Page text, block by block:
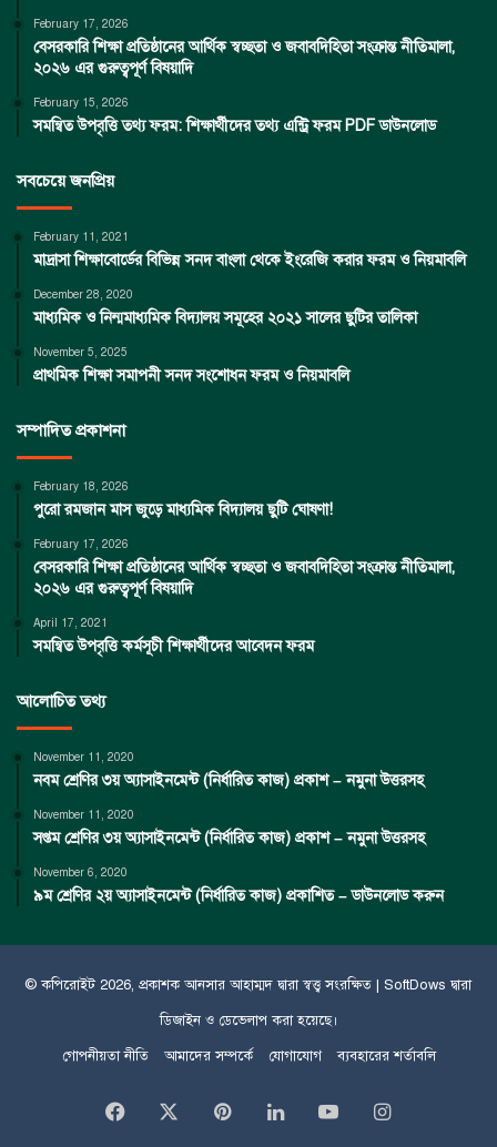
February 17, 2026
বেসরকারি শিক্ষা প্রতিষ্ঠানের আর্থিক স্বচ্ছতা ও জবাবদিহিতা সংক্রান্ত নীতিমালা,
২০২৬ এর গুরুত্বপূর্ণ বিষয়াদি
February 15, 2026
সমন্বিত উপবৃত্তি তথ্য ফরম: শিক্ষার্থীদের তথ্য এন্ট্রি ফরম PDF ডাউনলোড
সবচেয়ে জনপ্রিয়
February 11, 2021
মাদ্রাসা শিক্ষাবোর্ডের বিভিন্ন সনদ বাংলা থেকে ইংরেজি করার ফরম ও নিয়মাবলি
December 28, 2020
মাধ্যমিক ও নিন্মমাধ্যমিক বিদ্যালয় সমূহের ২০২১ সালের ছুটির তালিকা
November 5, 2025
প্রাথমিক শিক্ষা সমাপনী সনদ সংশোধন ফরম ও নিয়মাবলি
সম্পাদিত প্রকাশনা
February 18, 2026
পুরো রমজান মাস জুড়ে মাধ্যমিক বিদ্যালয় ছুটি ঘোষণা!
February 17, 2026
বেসরকারি শিক্ষা প্রতিষ্ঠানের আর্থিক স্বচ্ছতা ও জবাবদিহিতা সংক্রান্ত নীতিমালা,
২০২৬ এর গুরুত্বপূর্ণ বিষয়াদি
April 17, 2021
সমন্বিত উপবৃত্তি কর্মসূচী শিক্ষার্থীদের আবেদন ফরম
আলোচিত তথ্য
November 11, 2020
নবম শ্রেণির ৩য় অ্যাসাইনমেন্ট (নির্ধারিত কাজ) প্রকাশ – নমুনা উত্তরসহ
November 11, 2020
সপ্তম শ্রেণির ৩য় অ্যাসাইনমেন্ট (নির্ধারিত কাজ) প্রকাশ – নমুনা উত্তরসহ
November 6, 2020
৯ম শ্রেণির ২য় অ্যাসাইনমেন্ট (নির্ধারিত কাজ) প্রকাশিত – ডাউনলোড করুন
© কপিরােইট 2026, প্রকাশকআনসার আহাম্মদদ্বারা স্বত্ত্ব সংরক্ষিত | SoftDows দ্বারা
ডিজাইন ও ডেভেলাপ করা হয়েছে।
গোপনীয়তা নীতি
আমাদের সম্পর্কে যোগাযোগ ব্যবহারের শর্তাবলি
Facebook PinterestLinkedInYouTubeInstagram